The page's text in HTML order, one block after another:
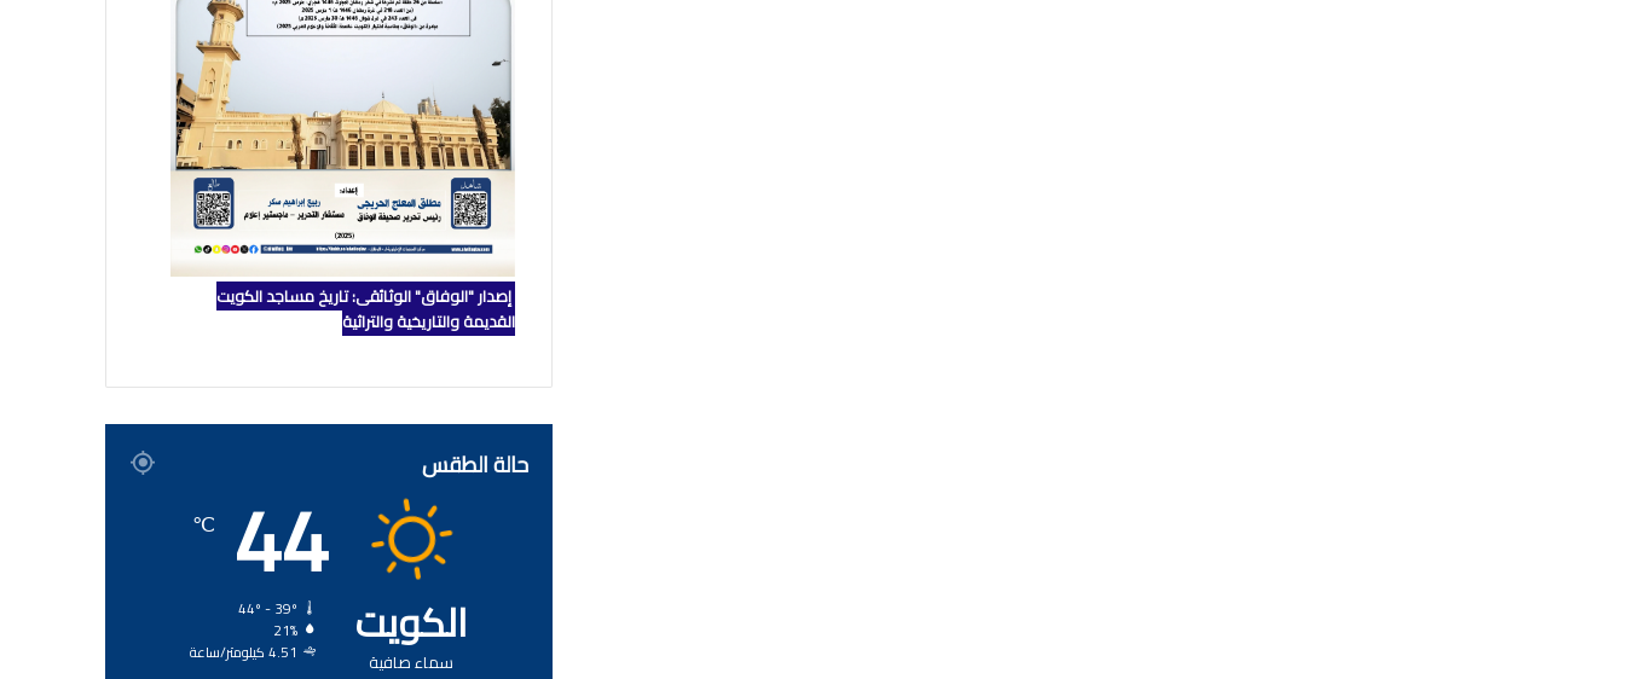
إصدار "الوفاق" الوثائقي: تاريخ مساجد الكويت
القديمة والتاريخية والتراثية
حالة الطقس
الكويت
سماء صافية
44
℃
21%
4.51 كيلومتر/ساعة